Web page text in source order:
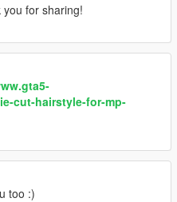
for sharing!
cut-hairstyle-for-mp-
too :)